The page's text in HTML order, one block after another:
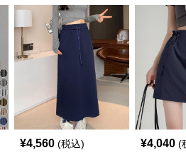
¥4,560 (税込) ¥4,040 (